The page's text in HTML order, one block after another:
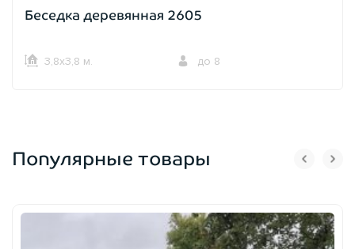
Беседка деревянная 2605
3,8х3,8 м. до 8
Популярные товары